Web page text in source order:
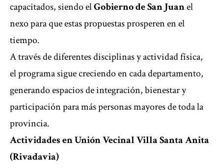
capacitados, siendo elGobierno de San Juanel
nexo para que estas propuestas prosperen en el
tiempo.
A través de diferentes disciplinas y actividad física,
el programa sigue creciendo en cada departamento,
generando espacios de integración, bienestar y
participación para más personas mayores de toda la
provincia.
Actividades en Unión Vecinal Villa Santa Anita
(Rivadavia)